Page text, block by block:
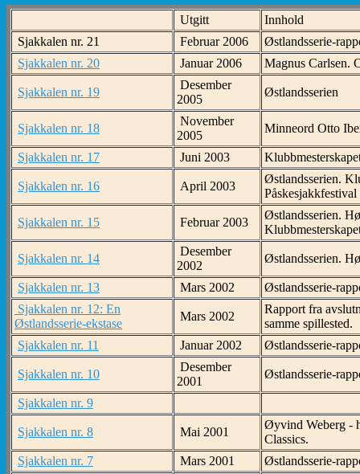
Utgitt
Innhold
Sjakkalen nr. 21
Februar 2006
Østlandsserie-
Sjakkalen nr. 20
Januar 2006 Magnus Carlsen.
Sjakkalen nr. 19
Desember
2005
Østlandsserien
Sjakkalen nr. 18
November
2005
Minneord Otto
Sjakkalen nr. 17 Juni 2003
Sjakkalen nr. 16 April 2003
Østlandsserien.
Sjakkalen nr. 15 Februar 2003
Østlandsserien.
Sjakkalen nr. 14
Desember
2002
Østlandsserien.
Sjakkalen nr. 13 Mars 2002
Østlandsserie-
Sjakkalen nr. 12: En
Østlandsserie-ekstase
Mars 2002
Rapport fra
samme spillested.
Sjakkalen nr. 11
Januar 2002 Østlandsserie-
Sjakkalen nr. 10
Desember
2001
Østlandsserie-
Sjakkalen nr. 9
Sjakkalen nr. 8 Mai 2001
Øyvind Weberg -
Classics.
Sjakkalen nr. 7
Mars 2001
Østlandsserie-